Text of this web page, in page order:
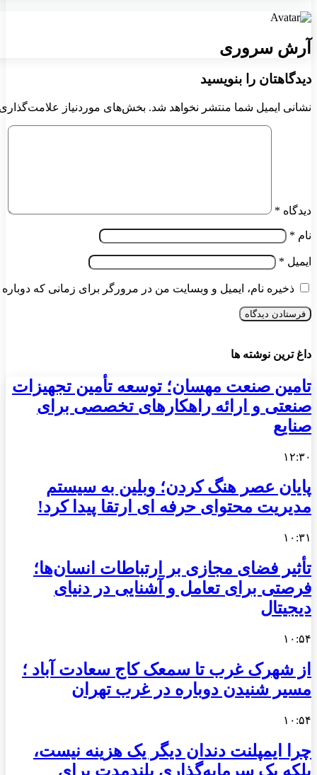
آرش سروری
دیدگاهتان را بنویسید
نشانی ایمیل شما منتشر نخواهد شد. بخش‌های موردنیاز
دیدگاه *
نام *
ایمیل *
ذخیره نام، ایمیل و وبسایت من در مرورگر برای زمانی که
داغ ترین نوشته ها
تامین صنعت مهسان؛ توسعه تأمین تجهیزات
صنعتی و ارائه راهکارهای تخصصی برای
صنایع
۱۲:۳۰
پایان عصر هنگ کردن؛ وبلین به سیستم
مدیریت محتوای حرفه ای ارتقا پیدا کرد!
۱۰:۳۱
تأثیر فضای مجازی بر ارتباطات انسان‌ها؛
فرصتی برای تعامل و آشنایی در دنیای
دیجیتال
۱۰:۵۴
از شهرک غرب تا سمعک کاج سعادت آباد ؛
مسیر شنیدن دوباره در غرب تهران
۱۰:۵۴
چرا ایمپلنت دندان دیگر یک هزینه نیست،
بلکه یک سرمایه‌گذاری بلندمدت برای